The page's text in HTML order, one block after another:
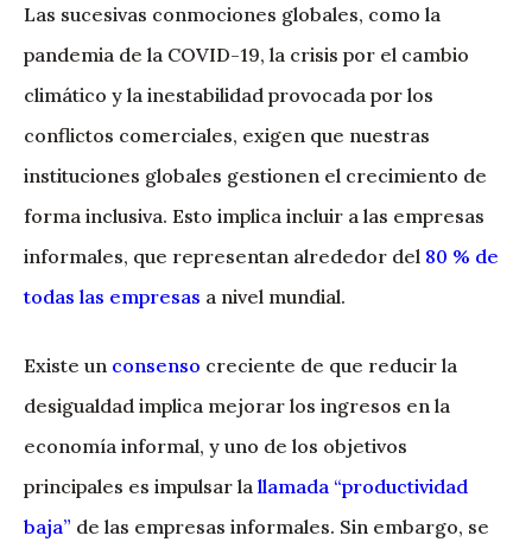
Las sucesivas conmociones globales, como la
pandemia de la COVID-19, la crisis por el cambio
climático y la inestabilidad provocada por los
conflictos comerciales, exigen que nuestras
instituciones globales gestionen el crecimiento de
forma inclusiva. Esto implica incluir a las empresas
informales, que representan alrededor del 80 % de
todas las empresas a nivel mundial.
Existe un consenso creciente de que reducir la
desigualdad implica mejorar los ingresos en la
economía informal, y uno de los objetivos
principales es impulsar la llamada “productividad
baja” de las empresas informales. Sin embargo, se